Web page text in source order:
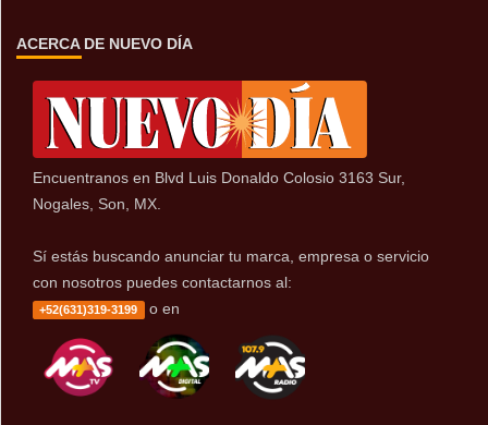
ACERCA DE NUEVO DÍA
Encuentranos en Blvd Luis Donaldo Colosio 3163 Sur,
Nogales, Son, MX.
Sí estás buscando anunciar tu marca, empresa o servicio
con nosotros puedes contactarnos al:
+52(631)319-3199 o en